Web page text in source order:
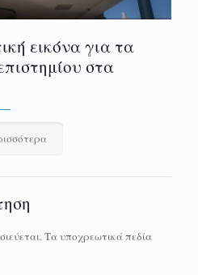
εικόνα για τα
στα
Τα υποχρεωτικά πεδία